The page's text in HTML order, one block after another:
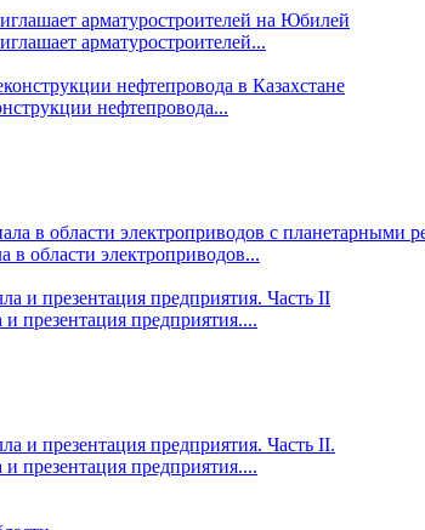
арматуростроителей...
нефтепровода...
в области электроприводов...
презентация предприятия....
презентация предприятия....